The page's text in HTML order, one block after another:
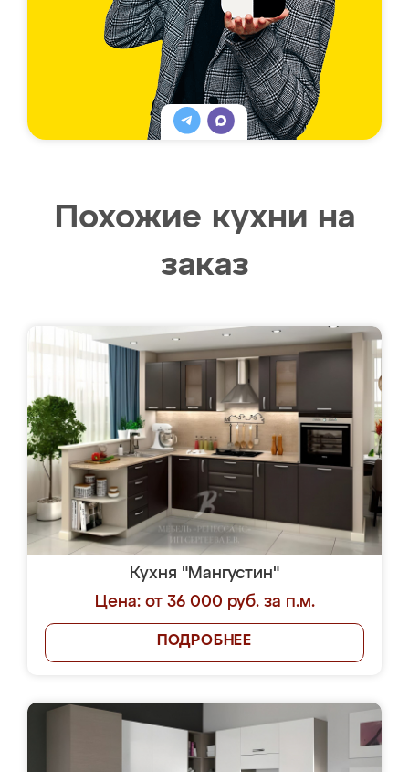
Похожие кухни на
заказ
Кухня "Мангустин"
Цена: от 36 000 руб. за п.м.
ПОДРОБНЕЕ